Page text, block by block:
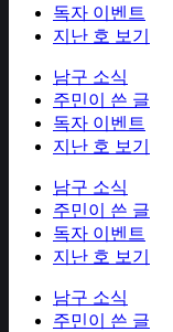
독자 이벤트
지난 호 보기
남구 소식
주민이 쓴 글
독자 이벤트
지난 호 보기
남구 소식
주민이 쓴 글
독자 이벤트
지난 호 보기
남구 소식
주민이 쓴 글